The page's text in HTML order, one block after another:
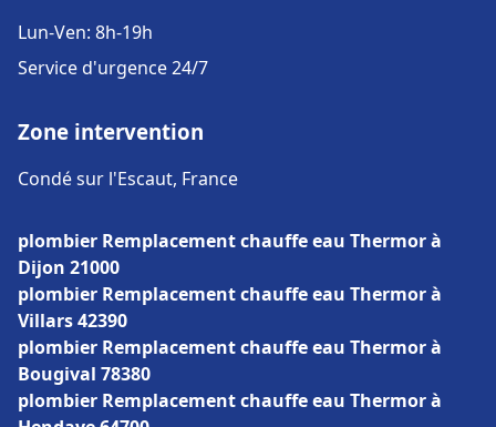
Lun-Ven: 8h-19h
Service d'urgence 24/7
Zone intervention
Condé sur l'Escaut, France
plombier Remplacement chauffe eau Thermor à
Dijon 21000
plombier Remplacement chauffe eau Thermor à
Villars 42390
plombier Remplacement chauffe eau Thermor à
Bougival 78380
plombier Remplacement chauffe eau Thermor à